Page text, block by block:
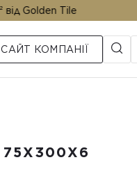
Tile
САЙТ КОМПАНІЇ